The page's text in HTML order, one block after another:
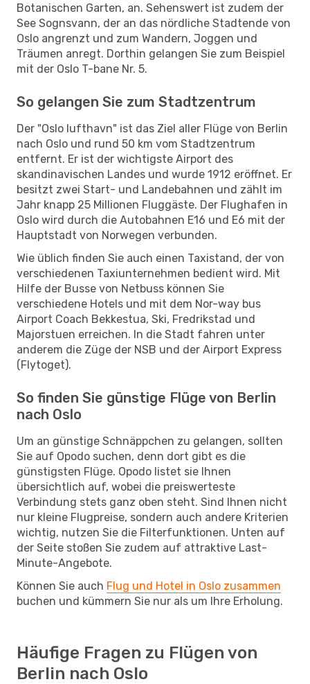
Botanischen Garten, an. Sehenswert ist zudem der
See Sognsvann, der an das nördliche Stadtende von
Oslo angrenzt und zum Wandern, Joggen und
Träumen anregt. Dorthin gelangen Sie zum Beispiel
mit der Oslo T-bane Nr. 5.
So gelangen Sie zum Stadtzentrum
Der "Oslo lufthavn" ist das Ziel aller Flüge von Berlin
nach Oslo und rund 50 km vom Stadtzentrum
entfernt. Er ist der wichtigste Airport des
skandinavischen Landes und wurde 1912 eröffnet. Er
besitzt zwei Start- und Landebahnen und zählt im
Jahr knapp 25 Millionen Fluggäste. Der Flughafen in
Oslo wird durch die Autobahnen E16 und E6 mit der
Hauptstadt von Norwegen verbunden.
Wie üblich finden Sie auch einen Taxistand, der von
verschiedenen Taxiunternehmen bedient wird. Mit
Hilfe der Busse von Netbuss können Sie
verschiedene Hotels und mit dem Nor-way bus
Airport Coach Bekkestua, Ski, Fredrikstad und
Majorstuen erreichen. In die Stadt fahren unter
anderem die Züge der NSB und der Airport Express
(Flytoget).
So finden Sie günstige Flüge von Berlin
nach Oslo
Um an günstige Schnäppchen zu gelangen, sollten
Sie auf Opodo suchen, denn dort gibt es die
günstigsten Flüge. Opodo listet sie Ihnen
übersichtlich auf, wobei die preiswerteste
Verbindung stets ganz oben steht. Sind Ihnen nicht
nur kleine Flugpreise, sondern auch andere Kriterien
wichtig, nutzen Sie die Filterfunktionen. Unten auf
der Seite stoßen Sie zudem auf attraktive Last-
Minute-Angebote.
Können Sie auch Flug und Hotel in Oslo zusammen
buchen und kümmern Sie nur als um Ihre Erholung.
Häufige Fragen zu Flügen von
Berlin nach Oslo